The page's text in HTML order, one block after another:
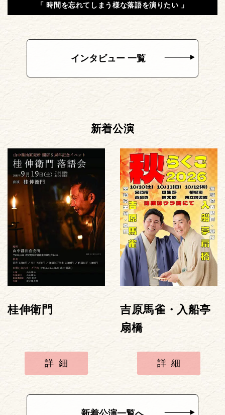
「 時間を忘れてしまう様な落語を演りたい 」
インタビュー 一覧
新着公演
桂伸衛門
詳細
吉原馬雀・入船亭
扇橋
詳細